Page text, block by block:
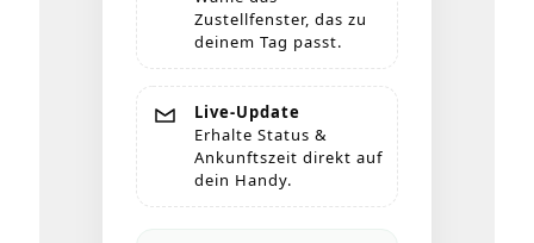
Zustellfenster, das zu
deinem Tag passt.
Live-Update
Erhalte Status &
Ankunftszeit direkt auf
dein Handy.